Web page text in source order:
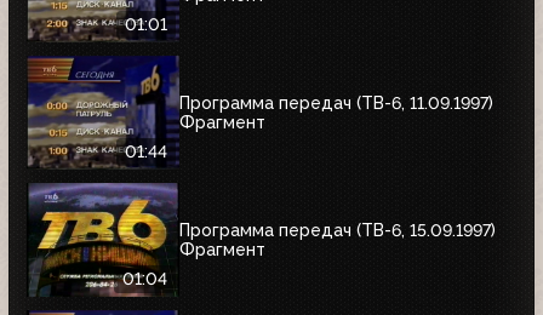
01:01
01:44
Программа передач (ТВ-6, 11.09.1997)
Фрагмент
01:04
Программа передач (ТВ-6, 15.09.1997)
Фрагмент